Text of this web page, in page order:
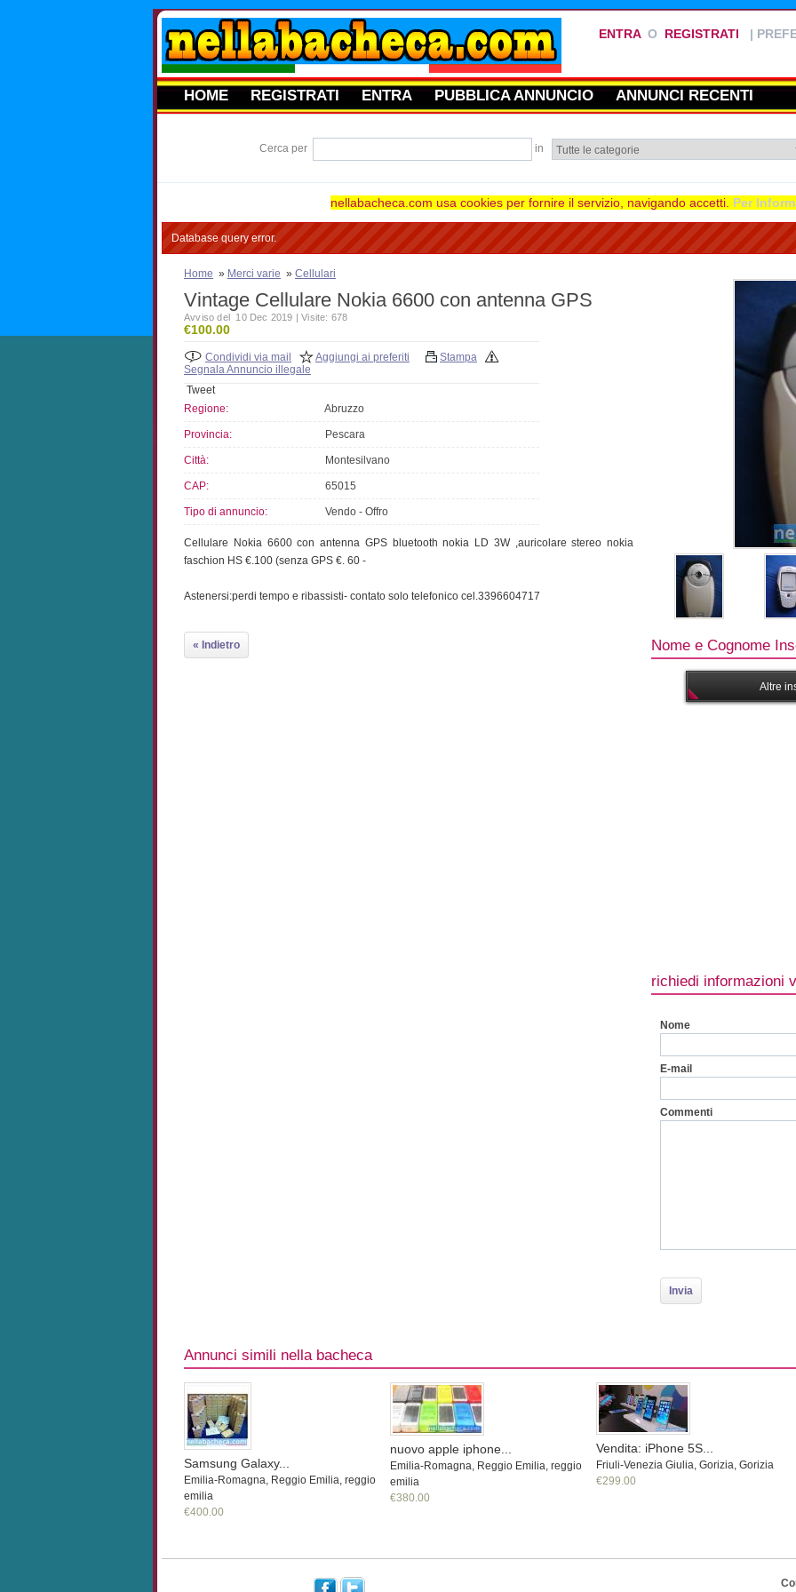
ENTRAO REGISTRATI |
HOME REGISTRATI ENTRA PUBBLICA ANNUNCIO ANNUNCI RECENTI
Cerca per in
nellabacheca.com usa cookies per fornire il servizio, navigando accetti. Per
Database query error.
Home » Merci varie » Cellulari
Vintage Cellulare Nokia 6600 con antenna GPS
Avviso del 10 Dec 2019 | Visite: 678
€100.00
Condividi via mail Aggiungi ai preferiti
Stampa
Segnala Annuncio illegale
Tweet
Regione:
Abruzzo
Provincia: Pescara
Città: Montesilvano
CAP: 65015
Tipo di annuncio: Vendo - Offro
Cellulare Nokia 6600 con antenna GPS bluetooth nokia LD 3W ,auricolare stereo nokia
faschion HS €.100 (senza GPS €. 60 -
Astenersi:perdi tempo e ribassisti- contato solo telefonico cel.3396604717
« Indietro Nome e Cognome
Altre
richiedi informazioni
Nome
E-mail
Commenti
Annunci simili nella bacheca
Samsung Galaxy...
Emilia-Romagna, Reggio Emilia, reggio
emilia
€400.00
nuovo apple iphone...
Emilia-Romagna, Reggio Emilia, reggio
emilia
€380.00
Vendita: iPhone 5S...
Friuli-Venezia Giulia, Gorizia, Gorizia
€299.00